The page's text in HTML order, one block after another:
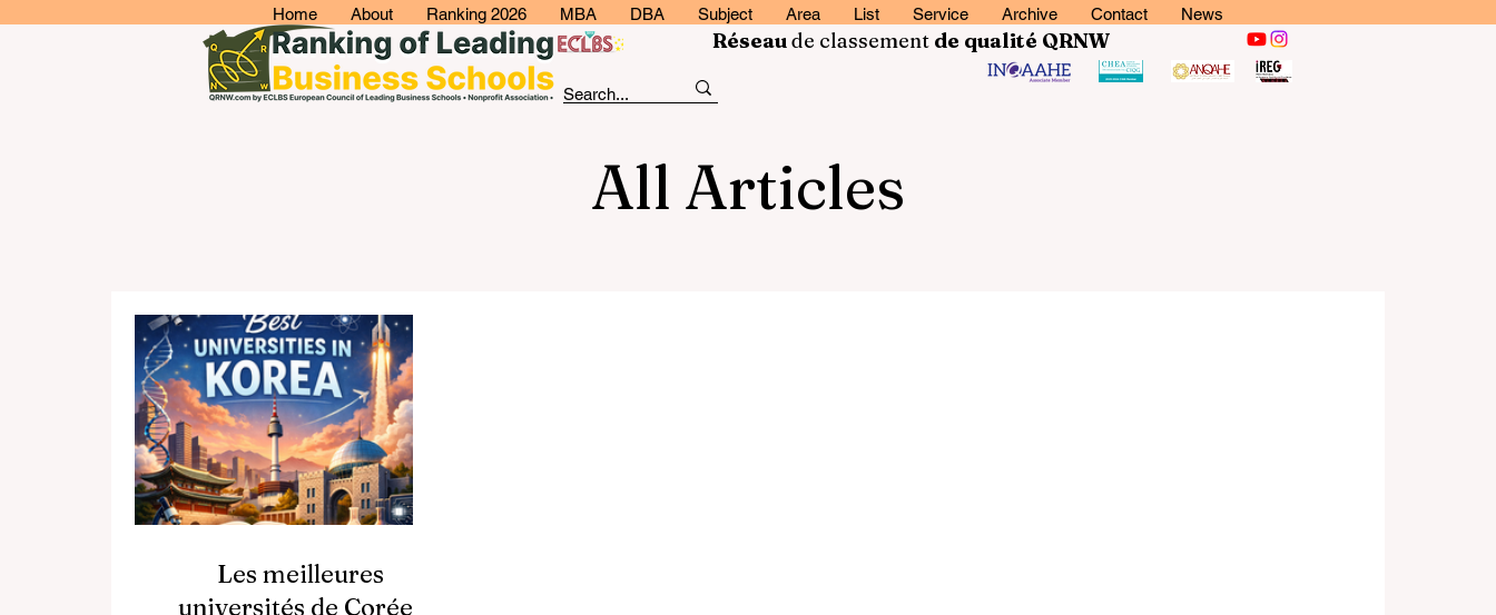
Home About Ranking 2026 MBA DBA Subject Area List Service Archive Contact News
Réseaude classement de qualité QRNW
All Articles
Les meilleures
universités de Corée :